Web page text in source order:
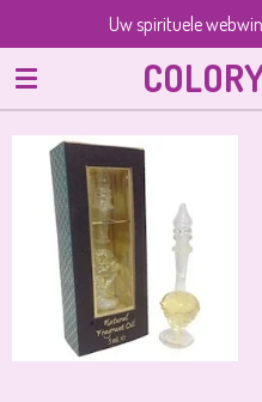
direct
naar
de
hoofdinhoud
Uw spirituele